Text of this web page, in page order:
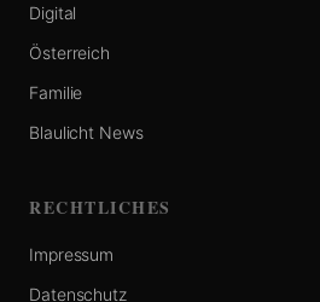
Digital
Österreich
Familie
Blaulicht News
RECHTLICHES
Impressum
Datenschutz